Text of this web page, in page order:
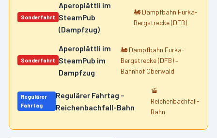
Sonderfahrt
Aperoplättli im
SteamPub
(Dampfzug)
🚂 Dampfbahn Furka-
Bergstrecke (DFB)
Sonderfahrt
Aperoplättli im
SteamPub im
Dampfzug
🚂 Dampfbahn Furka-
Bergstrecke (DFB) –
Bahnhof Oberwald
Regulärer
Fahrtag
Regulärer Fahrtag –
Reichenbachfall-Bahn
🚡
Reichenbachfall-
Bahn